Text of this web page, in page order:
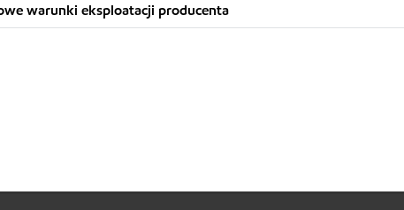
warunki eksploatacji producenta